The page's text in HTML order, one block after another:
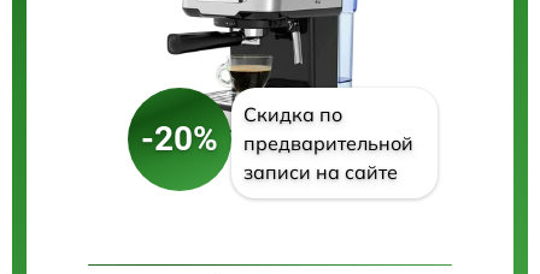
-20%
Скидка по
предварительной
записи на сайте